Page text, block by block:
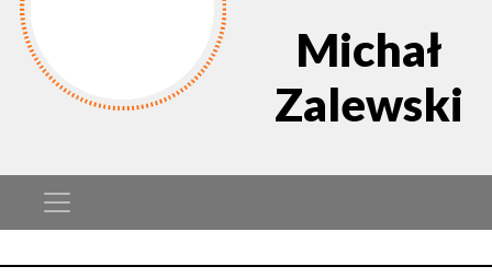
Michał
Zalewski